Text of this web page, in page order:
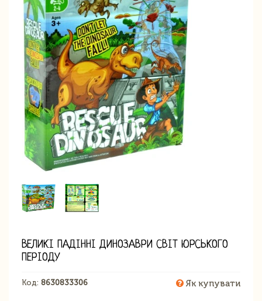
ВЕЛИКІ ПАДІННІ ДИНОЗАВРИ СВІТ ЮРСЬКОГО
ПЕРІОДУ
Код: 8630833306 Як купувати